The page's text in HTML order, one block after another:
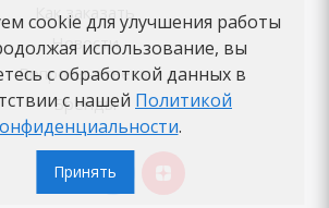
Как заказать
Новости
Вопросы-ответы
Бренды
cookie для улучшения работы
использование, вы
с обработкой данных в
с нашей Политикой
.
Принять